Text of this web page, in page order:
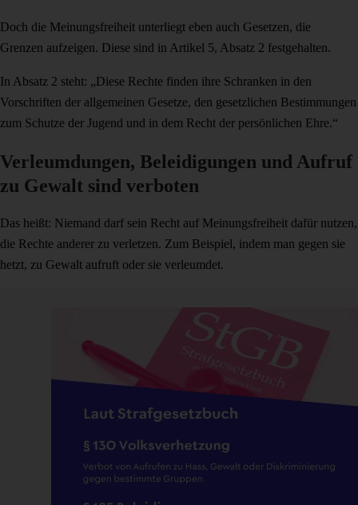
Doch die Meinungsfreiheit unterliegt eben auch Gesetzen, die
Grenzen aufzeigen. Diese sind in Artikel 5, Absatz 2 festgehalten.
In Absatz 2 steht: „Diese Rechte finden ihre Schranken in den
Vorschriften der allgemeinen Gesetze, den gesetzlichen Bestimmungen
zum Schutze der Jugend und in dem Recht der persönlichen Ehre.“
Verleumdungen, Beleidigungen und Aufruf
zu Gewalt sind verboten
Das heißt: Niemand darf sein Recht auf Meinungsfreiheit dafür nutzen,
die Rechte anderer zu verletzen. Zum Beispiel, indem man gegen sie
hetzt, zu Gewalt aufruft oder sie verleumdet.